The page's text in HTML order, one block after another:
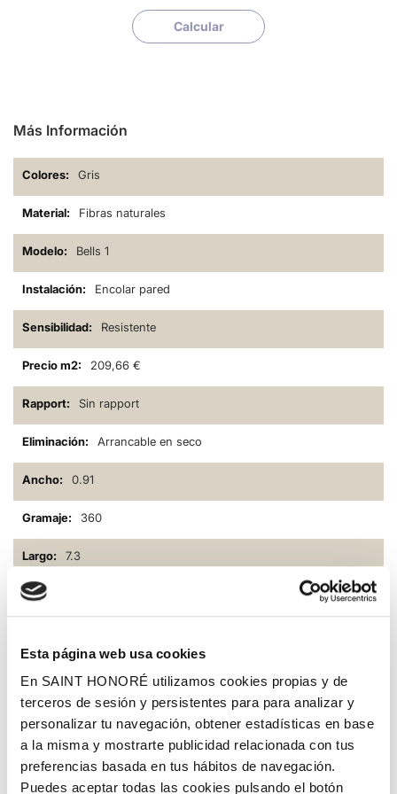
Esta página web usa cookies
En SAINT HONORÉ utilizamos cookies propias y de
terceros de sesión y persistentes para para analizar y
personalizar tu navegación, obtener estadísticas en base
a la misma y mostrarte publicidad relacionada con tus
preferencias basada en tus hábitos de navegación.
Puedes aceptar todas las cookies pulsando el botón
Calcular
Más Información
Gris
Fibras naturales
Bells 1
Encolar pared
Resistente
209,66 €
Sin rapport
Arrancable en seco
0.91
360
7.3
Descripción
trenzado natural con discreto relieve que ha creado Ronald
mundo de los revestimientos de paredes durante más de 40 años,
que ha convertido en con su arte de combina magistralmente el
y una sutileza incomparables. En color gris claro con sutiles
matices dorado suave, siempre buscando crear nuevos efectos
especiales en sus diseños, en este ha superado los límites de las